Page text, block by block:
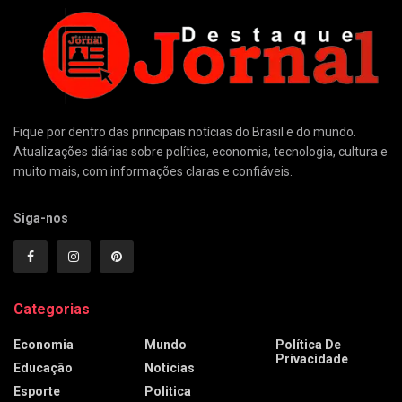
Fique por dentro das principais notícias do Brasil e do mundo.
Atualizações diárias sobre política, economia, tecnologia, cultura e
muito mais, com informações claras e confiáveis.
Siga-nos
Categorias
Economia
Educação
Esporte
Mundo
Notícias
Politica
Política De
Privacidade